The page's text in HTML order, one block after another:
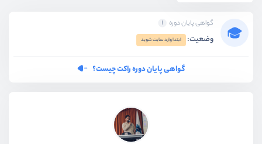
گواهی پایان دوره
وضعیت: ابتدا وارد سایت شوید
گواهی پایان دوره راکت چیست؟